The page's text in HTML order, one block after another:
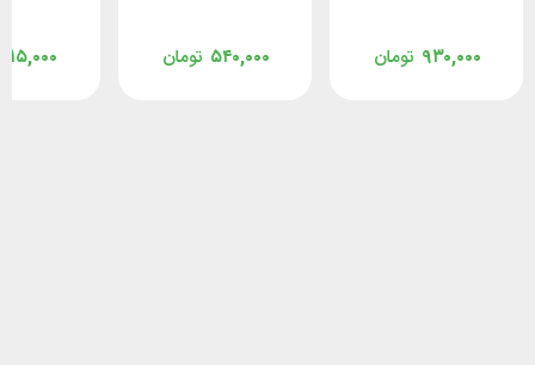
تومان ۹۳۰,۰۰۰ تومان ۵۴۰,۰۰۰